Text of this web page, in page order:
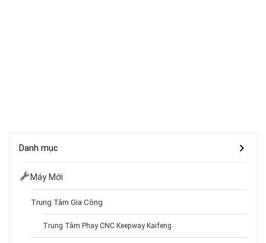
Danh mục
Máy Mới
Trung Tâm Gia Công
Trung Tâm Phay CNC Keepway Kaifeng